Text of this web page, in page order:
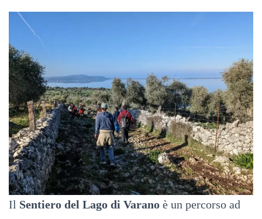
Il Sentiero del Lago di Varano è un percorso ad